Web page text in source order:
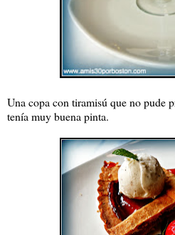
Una copa con tiramisú que no pude
tenía muy buena pinta.